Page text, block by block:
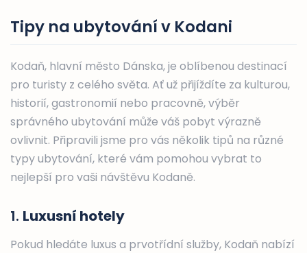
Tipy na ubytování v Kodani
Kodaň, hlavní město Dánska, je oblíbenou destinací
pro turisty z celého světa. Ať už přijíždíte za kulturou,
historií, gastronomií nebo pracovně, výběr
správného ubytování může váš pobyt výrazně
ovlivnit. Připravili jsme pro vás několik tipů na různé
typy ubytování, které vám pomohou vybrat to
nejlepší pro vaši návštěvu Kodaně.
1. Luxusní hotely
Pokud hledáte luxus a prvotřídní služby, Kodaň nabízí